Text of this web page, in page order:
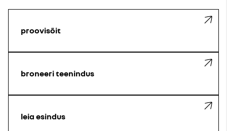
proovisõit
broneeri teenindus
leia esindus